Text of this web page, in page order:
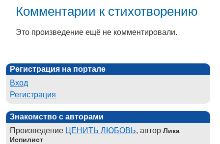
Комментарии к стихотворению
Это произведение ещё не комментировали.
Регистрация на портале
Вход
Регистрация
Знакомство с авторами
Произведение ЦЕНИТЬ ЛЮБОВЬ, автор Лика
Испилист